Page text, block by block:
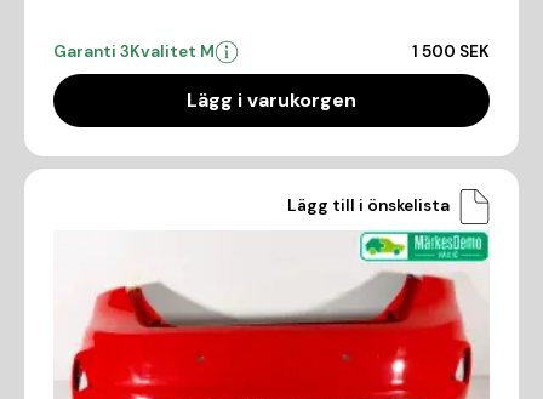
Garanti 3Kvalitet M 1 500 SEK
Lägg i varukorgen
Lägg till i önskelista